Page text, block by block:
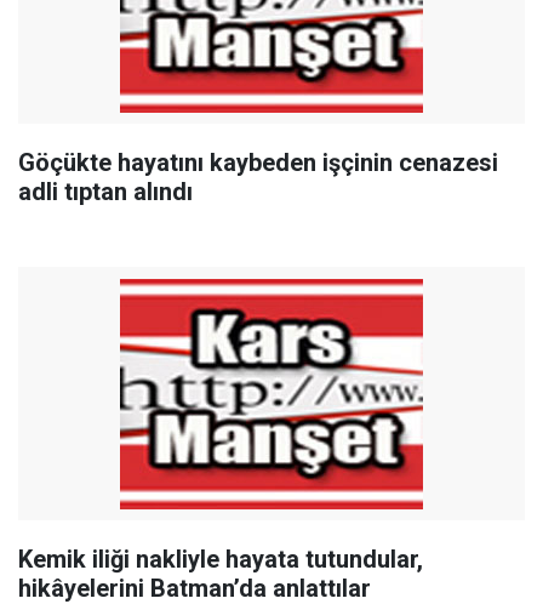
Göçükte hayatını kaybeden işçinin cenazesi
adli tıptan alındı
Kemik iliği nakliyle hayata tutundular,
hikâyelerini Batman’da anlattılar